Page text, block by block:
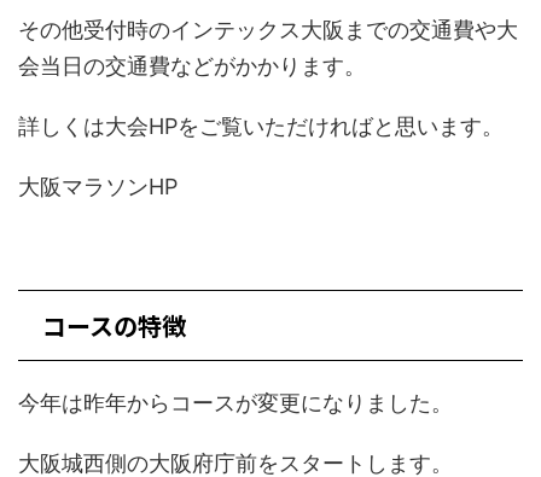
その他受付時のインテックス大阪までの交通費や大
会当日の交通費などがかかります。
詳しくは大会HPをご覧いただければと思います。
大阪マラソンHP
コースの特徴
今年は昨年からコースが変更になりました。
大阪城西側の大阪府庁前をスタートします。